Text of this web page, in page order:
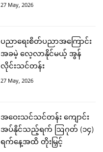
27 May, 2026
ပညာရေးစိတ်ပညာအကြောင်း
အခမဲ့ လေ့လာနိုင်မယ့် အွန်
လိုင်းသင်တန်း
27 May, 2026
အဝေးသင်သင်တန်း ကျောင်း
အပ်နိုင်သည့်ရက် ဩဂုတ် (၁၄)
ရက်နေ့အထိ တိုးမြှင့်